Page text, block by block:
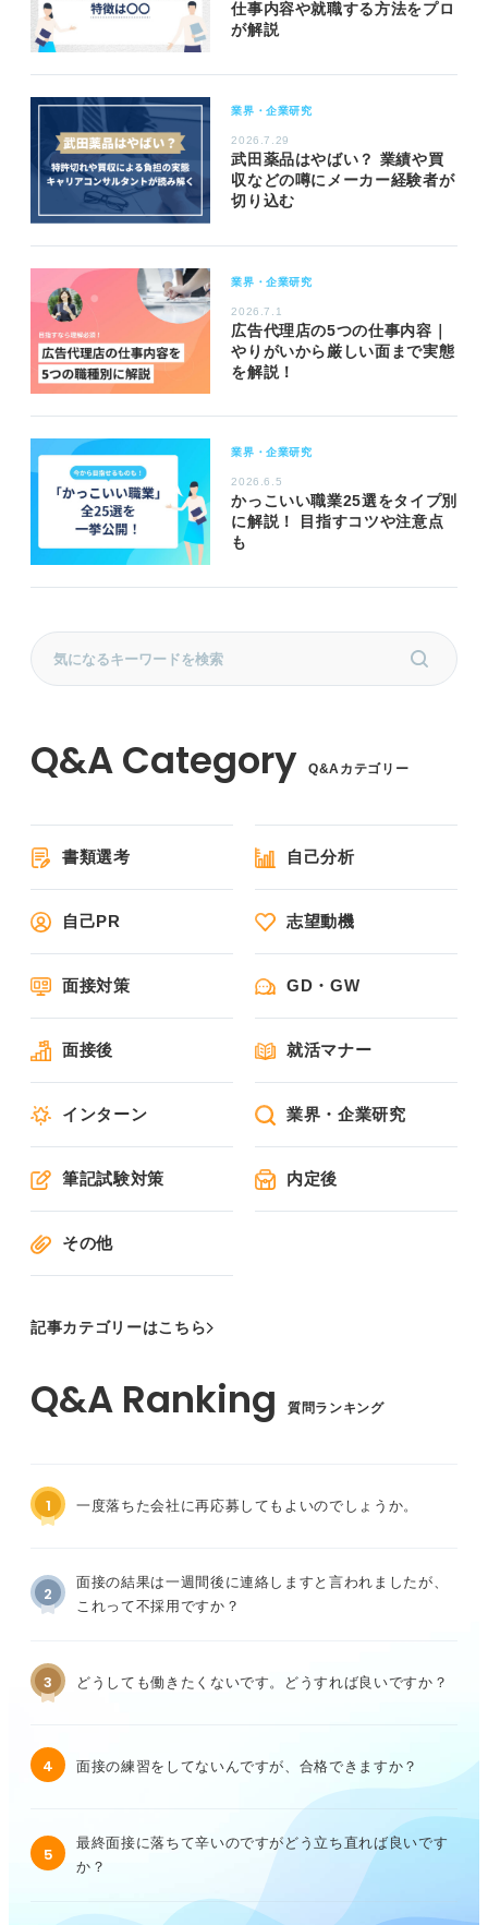
仕事内容や就職する方法をプロ
が解説
業界・企業研究
2026.7.29
武田薬品はやばい？ 業績や買
収などの噂にメーカー経験者が
切り込む
業界・企業研究
2026.7.1
広告代理店の5つの仕事内容｜
やりがいから厳しい面まで実態
を解説！
業界・企業研究
2026.6.5
かっこいい職業25選をタイプ別
に解説！ 目指すコツや注意点
も
Q&Aカテゴリー
書類選考 自己分析
自己PR 志望動機
面接対策 GD・GW
面接後 就活マナー
インターン 業界・企業研究
筆記試験対策 内定後
その他
記事カテゴリーはこちら
質問ランキング
1 一度落ちた会社に再応募してもよいのでしょうか。
2
面接の結果は一週間後に連絡しますと言われましたが、
これって不採用ですか？
3 どうしても働きたくないです。どうすれば良いですか？
4 面接の練習をしてないんですが、合格できますか？
5
最終面接に落ちて辛いのですがどう立ち直れば良いです
か？